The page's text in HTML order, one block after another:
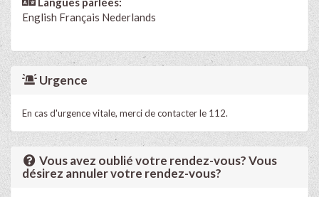
English Français Nederlands
Urgence
En cas d'urgence vitale, merci de contacter le 112.
Vous avez oublié votre rendez-vous? Vous
désirez annuler votre rendez-vous?